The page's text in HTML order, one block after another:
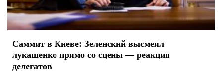
Саммит в Киеве: Зеленский высмеял
лукашенко прямо со сцены — реакция
делегатов